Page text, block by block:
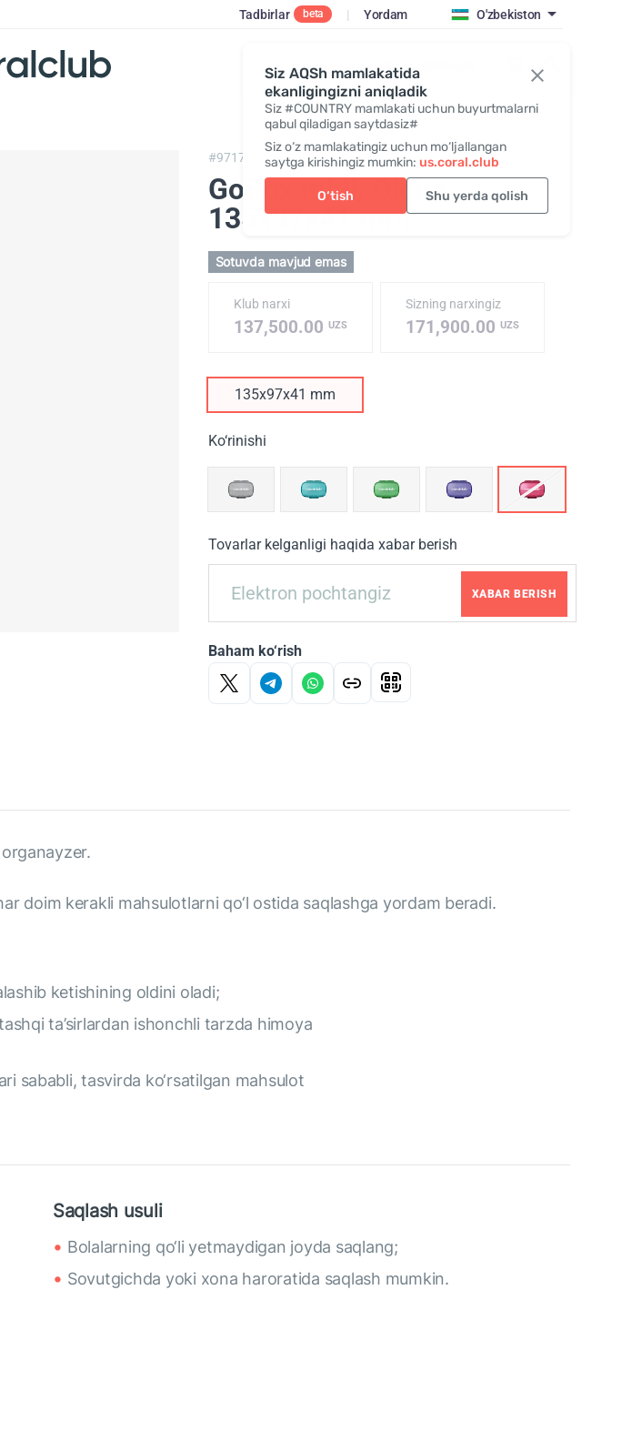
Siz AQSh mamlakatida
ekanligingizni aniqladik
Siz #COUNTRY mamlakati uchun buyurtmalarni
qabul qiladigan saytdasiz#
Siz o‘z mamlakatingiz uchun mo‘ljallangan
saytga kirishingiz mumkin: us.coral.club
O‘tish Shu yerda qolish
Tadbirlar beta | Yordam O'zbekiston
Kirish / Qo‘shilish
#97179, GoBox midi
GoBox midi, Olcha,
135х97х41 mm
Sotuvda mavjud emas
Klub narxi
137,500.00 UZS
Sizning narxingiz
171,900.00 UZS
135х97х41 mm
Ko‘rinishi
Tovarlar kelganligi haqida xabar berish
XABAR BERISH
Baham ko‘rish
organayzer.
doim kerakli mahsulotlarni qo‘l ostida saqlashga yordam beradi.
ketishining oldini oladi;
ta’sirlardan ishonchli tarzda himoya
sababli, tasvirda ko‘rsatilgan mahsulot
Saqlash usuli
Bolalarning qo‘li yetmaydigan joyda saqlang;
Sovutgichda yoki xona haroratida saqlash mumkin.